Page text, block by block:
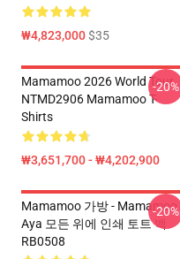
₩4,823,000$35
Mamamoo 2026 World Tour
NTMD2906 Mamamoo T-
Shirts
₩3,651,700 - ₩4,202,900
-20%
Mamamoo 가방 - Mamamoo
Aya 모든 위에 인쇄 토트 백
RB0508
-20%